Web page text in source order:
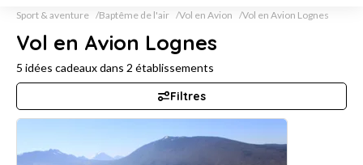
Sport & aventure Baptême de l'air Vol en Avion Vol en Avion Lognes
Vol en Avion Lognes
5 idées cadeaux dans 2 établissements
Filtres